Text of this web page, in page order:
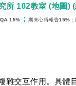
所 102教室(地圖)
QA 15% ；期末心得報告15%
交互作用。具體